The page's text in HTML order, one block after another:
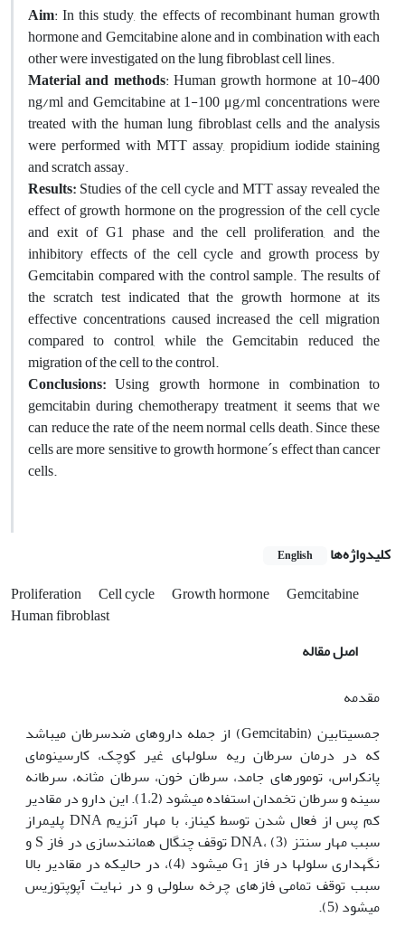
Aim: In this study, the effects of recombinant human growth
hormone and Gemcitabine alone and in combination with each
other were investigated on the lung fibroblast cell lines.
Material and methods: Human growth hormone at 10-400
ng/ml and Gemcitabine at 1-100 μg/ml concentrations were
treated with the human lung fibroblast cells and the analysis
were performed with MTT assay, propidium iodide staining
and scratch assay.
Results:Studies of the cell cycle and MTT assay revealed the
effect of growth hormone on the progression of the cell cycle
and exit of G1 phase and the cell proliferation, and the
inhibitory effects of the cell cycle and growth process by
Gemcitabin compared with the control sample. The results of
the scratch test indicated that the growth hormone at its
effective concentrations caused increased the cell migration
compared to control, while the Gemcitabin reduced the
migration of the cell to the control.
Conclusions: Using growth hormone in combination to
gemcitabin during chemotherapy treatment, it seems that we
can reduce the rate of the neem normal cells death. Since these
cells are more sensitive to growth hormone´s effect than cancer
cells.
کلیدواژه‌ها English
Proliferation Cell cycle Growth hormone
Gemcitabine
Human fibroblast
اصل مقاله
مقدمه
جمسیتابین (Gemcitabin) از جمله داروهای ضدسرطان می‏باشد
که در درمان سرطان ریه سلول‫های غیر کوچک، کارسینومای
پانکراس، تومورهای جامد، سرطان خون، سرطان مثانه، سرطانه
سینه و سرطان تخمدان استفاده می‏شود (1،2). این دارو در مقادیر
کم پس از فعال شدن توسط کیناز، با مهار آنزیم DNA پلیمراز
سبب مهار سنتز DNA، (3) توقف چنگال همانندسازی در فاز S و
نگه‫داری سلول‫ها در فاز G
1
می‏‫شود (4)، در حالی‏که در مقادیر بالا
سبب توقف تمامی فازهای چرخه سلولی و در نهایت آپوپتوزیس
می‫شود (5).